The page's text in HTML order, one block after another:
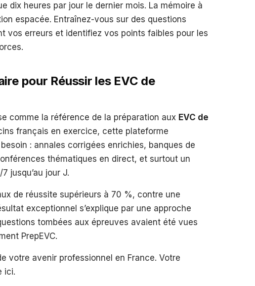
dix heures par jour le dernier mois. La mémoire à
espacée. Entraînez-vous sur des questions
vos erreurs et identifiez vos points faibles pour les
pour Réussir les EVC de
comme la référence de la préparation aux EVC de
français en exercice, cette plateforme
: annales corrigées enrichies, banques de
thématiques en direct, et surtout un
jusqu’au jour J.
de réussite supérieurs à 70 %, contre une
exceptionnel s’explique par une approche
tombées aux épreuves avaient été vues
PrepEVC.
votre avenir professionnel en France. Votre
ici.